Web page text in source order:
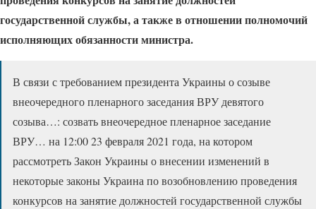
государственной службы, а также в отношении полномочий
исполняющих обязанности министра.
В связи с требованием президента Украины о созыве
внеочередного пленарного заседания ВРУ девятого
созыва…: созвать внеочередное пленарное заседание
ВРУ… на 12:00 23 февраля 2021 года, на котором
рассмотреть Закон Украины о внесении изменений в
некоторые законы Украина по возобновлению проведения
конкурсов на занятие должностей государственной службы